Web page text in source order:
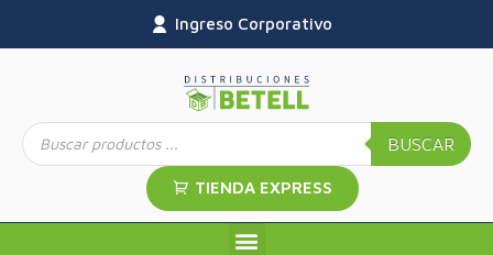
Ingreso Corporativo
BUSCAR
TIENDA EXPRESS